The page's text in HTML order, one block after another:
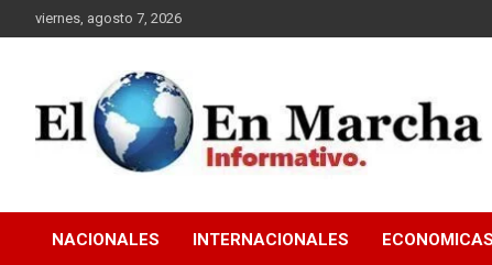
al
viernes, agosto 7, 2026
elmundoenmarcha.net
NACIONALES INTERNACIONALES ECONOMICAS